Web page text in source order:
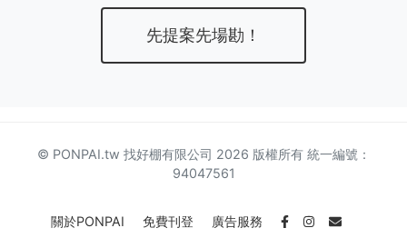
先提案先場勘！
© PONPAI.tw 找好棚有限公司 2026 版權所有 統一編號：
94047561
關於PONPAI 免費刊登 廣告服務